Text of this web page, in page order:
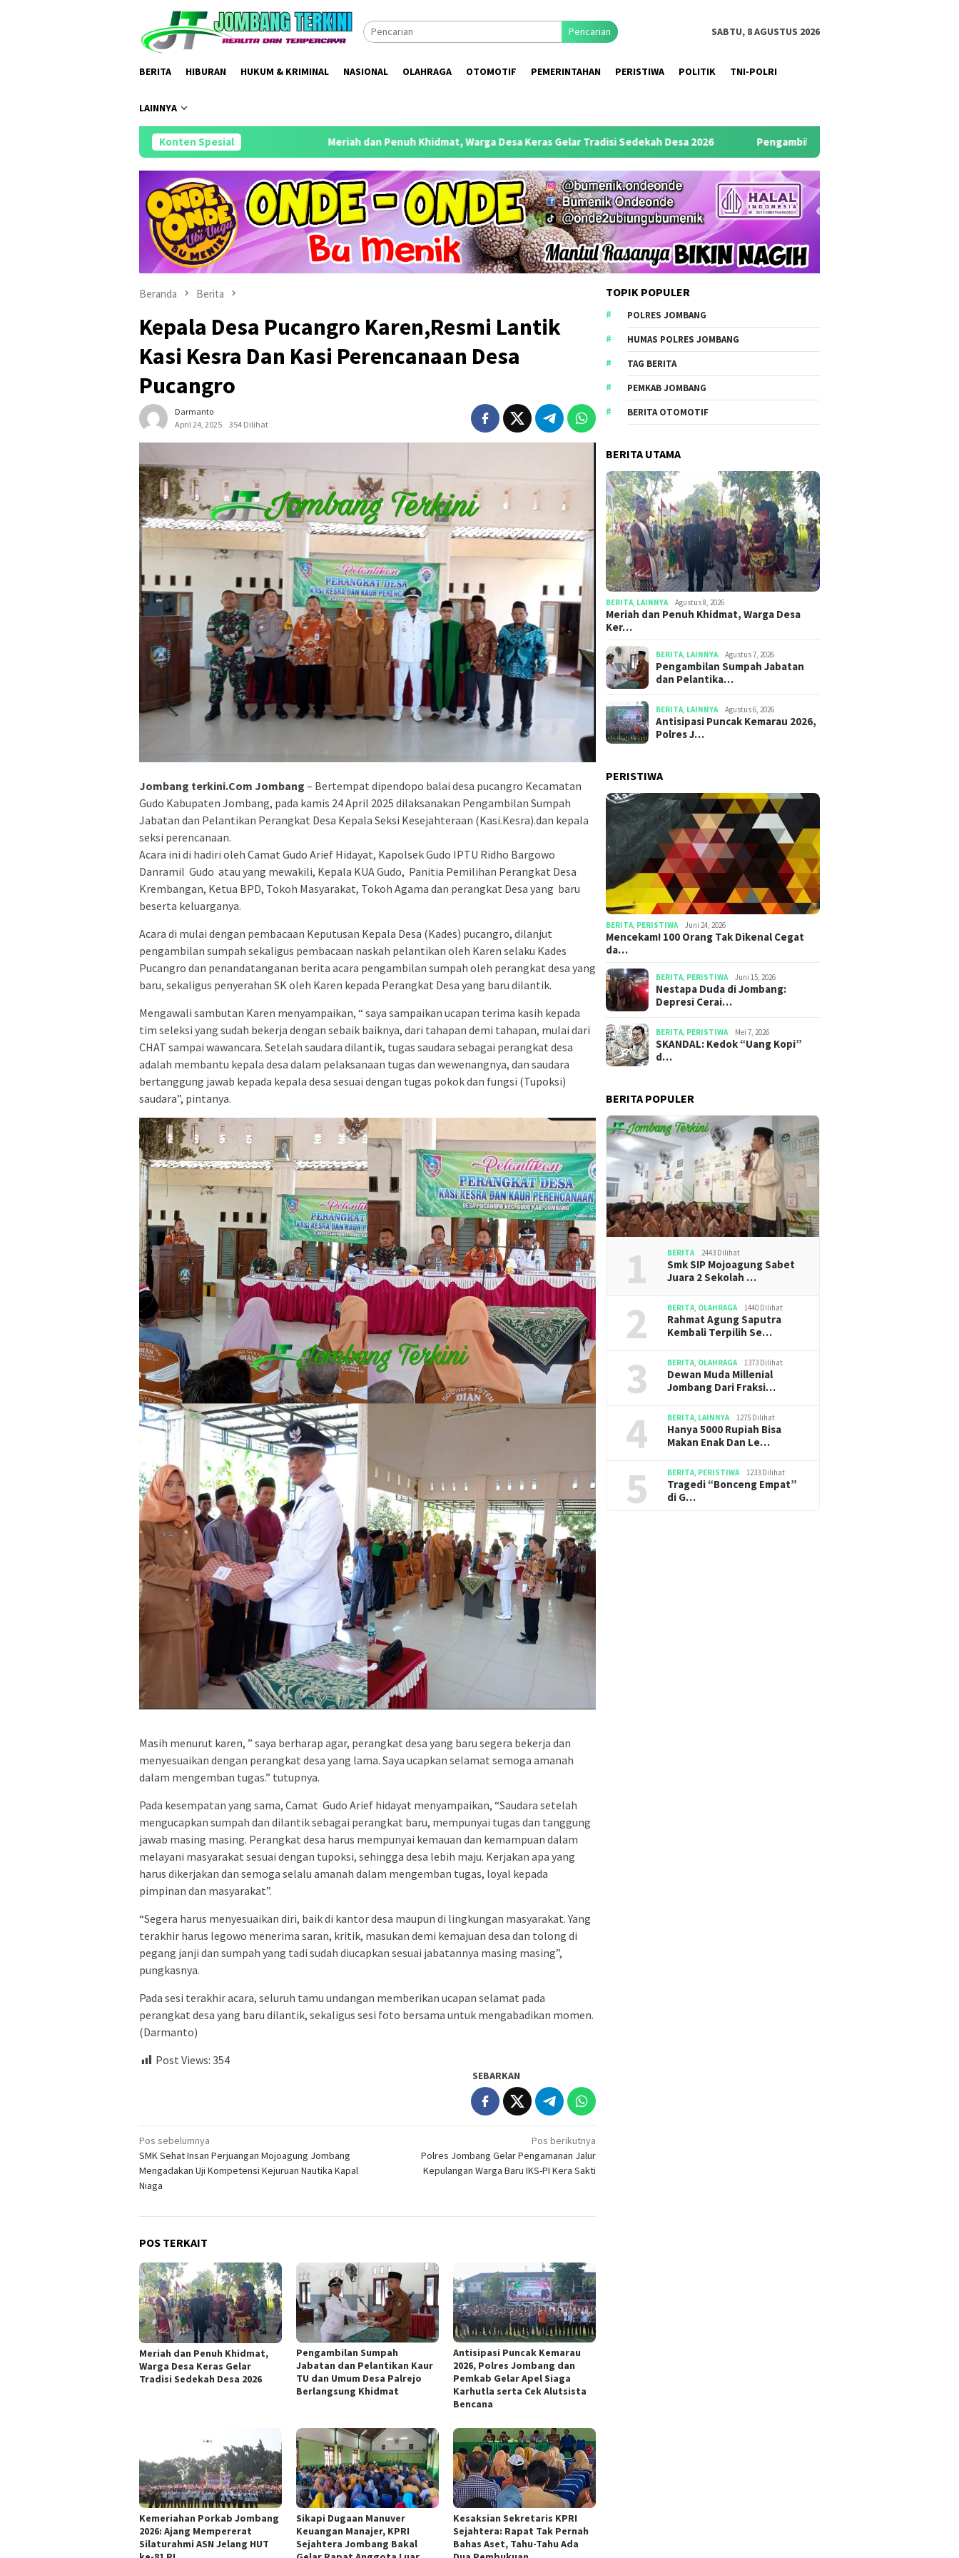
Pencarian SABTU, 8 AGUSTUS 2026
BERITA HIBURAN HUKUM & KRIMINAL NASIONAL OLAHRAGA OTOMOTIF PEMERINTAHAN PERISTIWA POLITIK TNI-POLRI
LAINNYA
Konten SpesialMeriah dan Penuh Khidmat, Warga Desa Keras Gelar Tradisi Sedekah Desa 2026 Pengambilan Sumpah Jabatan dan Pelantikan Kaur TU dan Umum
Beranda Berita
Kepala Desa Pucangro Karen,Resmi Lantik
Kasi Kesra Dan Kasi Perencanaan Desa
Pucangro
Darmanto
April 24, 2025
354 Dilihat
Jombang terkini.Com Jombang – Bertempat dipendopo balai desa pucangro Kecamatan
Gudo Kabupaten Jombang, pada kamis 24 April 2025 dilaksanakan Pengambilan Sumpah
Jabatan dan Pelantikan Perangkat Desa Kepala Seksi Kesejahteraan (Kasi.Kesra).dan kepala
seksi perencanaan.
Acara ini di hadiri oleh Camat Gudo Arief Hidayat, Kapolsek Gudo IPTU Ridho Bargowo
Danramil Gudo atau yang mewakili, Kepala KUA Gudo, Panitia Pemilihan Perangkat Desa
Krembangan, Ketua BPD, Tokoh Masyarakat, Tokoh Agama dan perangkat Desa yang baru
beserta keluarganya.
Acara di mulai dengan pembacaan Keputusan Kepala Desa (Kades) pucangro, dilanjut
pengambilan sumpah sekaligus pembacaan naskah pelantikan oleh Karen selaku Kades
Pucangro dan penandatanganan berita acara pengambilan sumpah oleh perangkat desa yang
baru, sekaligus penyerahan SK oleh Karen kepada Perangkat Desa yang baru dilantik.
Mengawali sambutan Karen menyampaikan, “ saya sampaikan ucapan terima kasih kepada
tim seleksi yang sudah bekerja dengan sebaik baiknya, dari tahapan demi tahapan, mulai dari
CHAT sampai wawancara. Setelah saudara dilantik, tugas saudara sebagai perangkat desa
adalah membantu kepala desa dalam pelaksanaan tugas dan wewenangnya, dan saudara
bertanggung jawab kepada kepala desa sesuai dengan tugas pokok dan fungsi (Tupoksi)
saudara”, pintanya.
Masih menurut karen, ” saya berharap agar, perangkat desa yang baru segera bekerja dan
menyesuaikan dengan perangkat desa yang lama. Saya ucapkan selamat semoga amanah
dalam mengemban tugas.” tutupnya.
Pada kesempatan yang sama, Camat Gudo Arief hidayat menyampaikan, “Saudara setelah
mengucapkan sumpah dan dilantik sebagai perangkat baru, mempunyai tugas dan tanggung
jawab masing masing. Perangkat desa harus mempunyai kemauan dan kemampuan dalam
melayani masyarakat sesuai dengan tupoksi, sehingga desa lebih maju. Kerjakan apa yang
harus dikerjakan dan semoga selalu amanah dalam mengemban tugas, loyal kepada
pimpinan dan masyarakat”.
“Segera harus menyesuaikan diri, baik di kantor desa maupun di lingkungan masyarakat. Yang
terakhir harus legowo menerima saran, kritik, masukan demi kemajuan desa dan tolong di
pegang janji dan sumpah yang tadi sudah diucapkan sesuai jabatannya masing masing”,
pungkasnya.
Pada sesi terakhir acara, seluruh tamu undangan memberikan ucapan selamat pada
perangkat desa yang baru dilantik, sekaligus sesi foto bersama untuk mengabadikan momen.
(Darmanto)
Post Views: 354
SEBARKAN
Navigasi
pos
Pos sebelumnya
SMK Sehat Insan Perjuangan Mojoagung Jombang
Mengadakan Uji Kompetensi Kejuruan Nautika Kapal
Niaga
Pos berikutnya
Polres Jombang Gelar Pengamanan Jalur
Kepulangan Warga Baru IKS-PI Kera Sakti
POS TERKAIT
Meriah dan Penuh Khidmat,
Warga Desa Keras Gelar
Tradisi Sedekah Desa 2026
Pengambilan Sumpah
Jabatan dan Pelantikan Kaur
TU dan Umum Desa Palrejo
Berlangsung Khidmat
Antisipasi Puncak Kemarau
2026, Polres Jombang dan
Pemkab Gelar Apel Siaga
Karhutla serta Cek Alutsista
Bencana
Kemeriahan Porkab Jombang
2026: Ajang Mempererat
Silaturahmi ASN Jelang HUT
Sikapi Dugaan Manuver
Keuangan Manajer, KPRI
Sejahtera Jombang Bakal
Kesaksian Sekretaris KPRI
Sejahtera: Rapat Tak Pernah
Bahas Aset, Tahu-Tahu Ada
TOPIK POPULER
POLRES JOMBANG
HUMAS POLRES JOMBANG
TAG BERITA
PEMKAB JOMBANG
BERITA OTOMOTIF
BERITA UTAMA
BERITA, LAINNYA Agustus 8, 2026
Meriah dan Penuh Khidmat, Warga Desa
Ker…
BERITA, LAINNYA Agustus 7, 2026
Pengambilan Sumpah Jabatan
dan Pelantika…
BERITA, LAINNYA Agustus 6, 2026
Antisipasi Puncak Kemarau 2026,
Polres J…
PERISTIWA
BERITA, PERISTIWA Juni 24, 2026
Mencekam! 100 Orang Tak Dikenal Cegat
da…
BERITA, PERISTIWA Juni 15, 2026
​​Nestapa Duda di Jombang:
Depresi Cerai…
BERITA, PERISTIWA Mei 7, 2026
SKANDAL: Kedok “Uang Kopi”
d…
BERITA POPULER
1 BERITA 2443 Dilihat
Smk SIP Mojoagung Sabet
Juara 2 Sekolah …
2 BERITA, OLAHRAGA 1440 Dilihat
Rahmat Agung Saputra
Kembali Terpilih Se…
3 BERITA, OLAHRAGA 1373 Dilihat
Dewan Muda Millenial
Jombang Dari Fraksi…
4 BERITA, LAINNYA 1275 Dilihat
Hanya 5000 Rupiah Bisa
Makan Enak Dan Le…
5 BERITA, PERISTIWA 1233 Dilihat
Tragedi “Bonceng Empat”
di G…